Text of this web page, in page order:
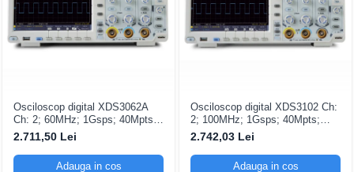
Osciloscop digital XDS3062A
Ch: 2; 60MHz; 1Gsps; 40Mpts;
LCD TFT 8"; XDS care ofera
Triggering avansat
2.711,50 Lei
Adauga in cos
Osciloscop digital XDS3102 Ch:
2; 100MHz; 1Gsps; 40Mpts;
LCD TFT 8"; XDS ce include
Triggering avansat
2.742,03 Lei
Adauga in cos